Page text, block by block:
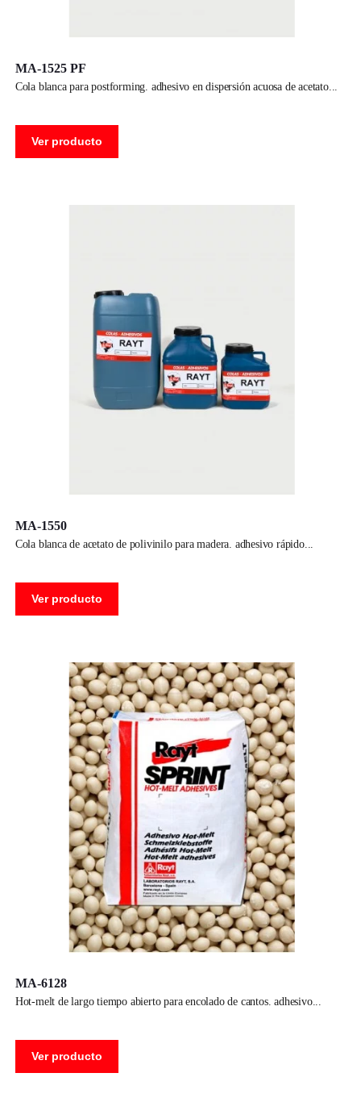
MA-1525 PF
cola blanca para postforming. adhesivo en dispersión acuosa de acetato
Ver producto
MA-1550
cola blanca de acetato de polivinilo para madera. adhesivo rápido
Ver producto
MA-6128
hot-melt de largo tiempo abierto para encolado de cantos. adhesivo
Ver producto